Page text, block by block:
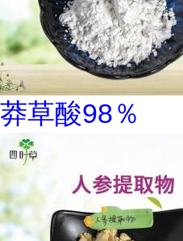
莽草酸98％